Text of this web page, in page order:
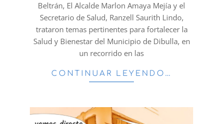
Beltrán, El Alcalde Marlon Amaya Mejía y el
Secretario de Salud, Ranzell Saurith Lindo,
trataron temas pertinentes para fortalecer la
Salud y Bienestar del Municipio de Dibulla, en
un recorrido en las
CONTINUAR LEYENDO…